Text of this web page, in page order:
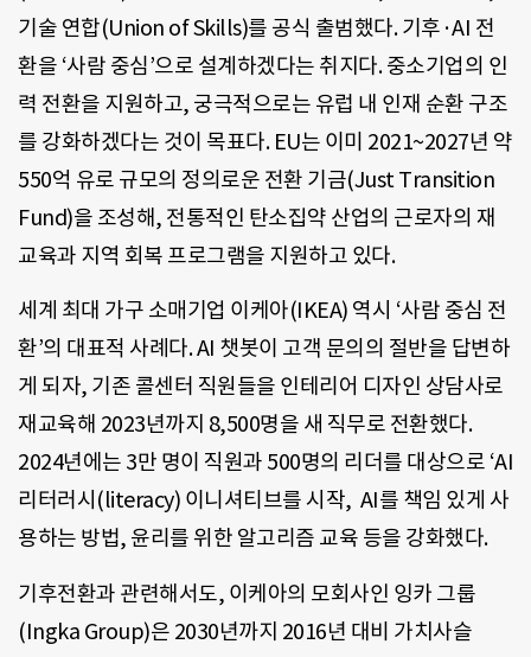
기술 연합(Union of Skills)를 공식 출범했다. 기후·AI 전
환을 ‘사람 중심’으로 설계하겠다는 취지다. 중소기업의 인
력 전환을 지원하고, 궁극적으로는 유럽 내 인재 순환 구조
를 강화하겠다는 것이 목표다. EU는 이미 2021~2027년 약
550억 유로 규모의 정의로운 전환 기금(Just Transition
Fund)을 조성해, 전통적인 탄소집약 산업의 근로자의 재
교육과 지역 회복 프로그램을 지원하고 있다.
세계 최대 가구 소매기업 이케아(IKEA) 역시 ‘사람 중심 전
환’의 대표적 사례다. AI 챗봇이 고객 문의의 절반을 답변하
게 되자, 기존 콜센터 직원들을 인테리어 디자인 상담사로
재교육해 2023년까지 8,500명을 새 직무로 전환했다.
2024년에는 3만 명이 직원과 500명의 리더를 대상으로 ‘AI
리터러시(literacy) 이니셔티브를 시작, AI를 책임 있게 사
용하는 방법, 윤리를 위한 알고리즘 교육 등을 강화했다.
기후전환과 관련해서도, 이케아의 모회사인 잉카 그룹
(Ingka Group)은 2030년까지 2016년 대비 가치사슬